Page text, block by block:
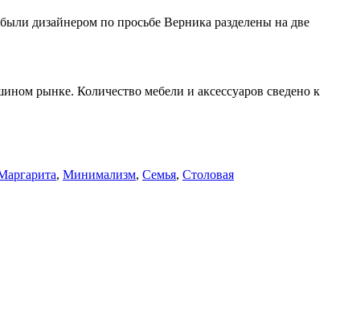
дизайнером по просьбе Верника разделены на две
рынке. Количество мебели и аксессуаров сведено к
, Минимализм, Семья, Столовая